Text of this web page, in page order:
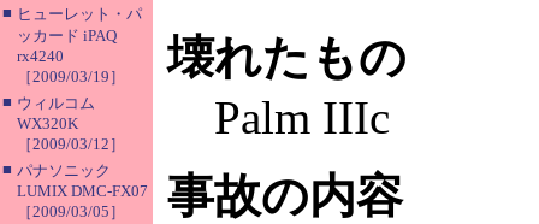
■ ヒューレット・パ
ッカード iPAQ
rx4240
［2009/03/19］
■ ウィルコム
WX320K
［2009/03/12］
■ パナソニック
LUMIX DMC-FX07
［2009/03/05］
壊れたもの
Palm IIIc
事故の内容